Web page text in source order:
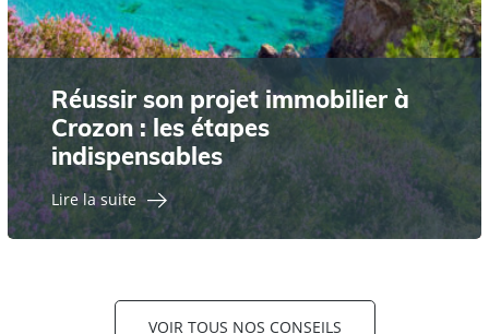
Réussir son projet immobilier à
Crozon : les étapes
indispensables
Lire la suite
VOIR TOUS NOS CONSEILS